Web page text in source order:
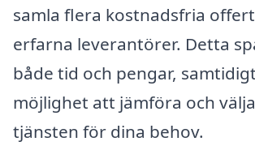
samla flera kostnadsfria
erfarna leverantörer. Detta
både tid och pengar,
möjlighet att jämföra och
tjänsten för dina behov.